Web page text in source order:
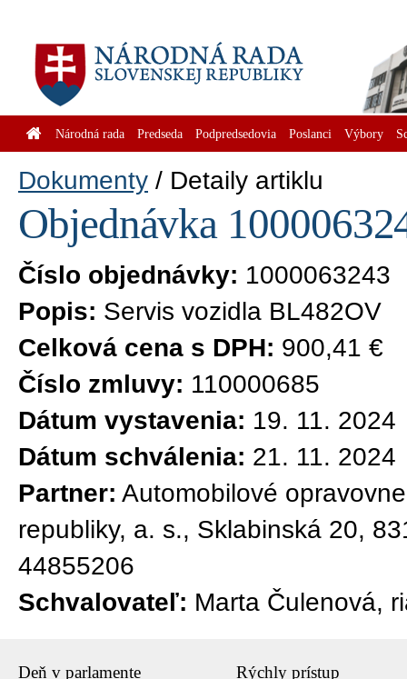
Národná rada Predseda Podpredsedovia Poslanci Výbory
Dokumenty Detaily artiklu
Objednávka
Číslo objednávky: 1000063243
Popis: Servis vozidla BL482OV
Celková cena s DPH: 900,41 €
Číslo zmluvy: 110000685
Dátum vystavenia: 19. 11. 2024
Dátum schválenia: 21. 11. 2024
Partner: Automobilové
republiky, a. s., Sklabinská 20,
44855206
Schvalovateľ: Marta Čulenová,
Deň v parlamente Rýchly prístup